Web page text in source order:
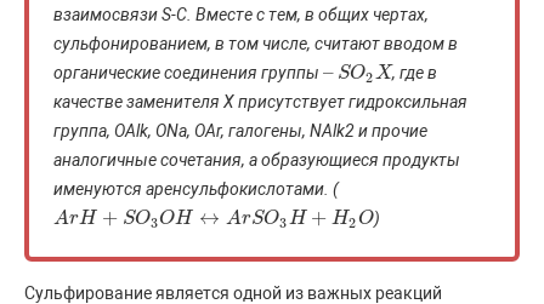
взаимосвязи S-С. Вместе с тем, в общих чертах,
сульфонированием, в том числе, считают вводом в
органические соединения группы – SO2X
–SO2X
, где в
качестве заменителя X присутствует гидроксильная
группа, OAlk, ONa, OAr, галогены, NAlk2 и прочие
аналогичные сочетания, а образующиеся продукты
именуются аренсульфокислотами. (
ArH + SO3OH ↔ ArSO3H + H2O
ArH+S O3 OH↔ArS O3H +H2O )
Сульфирование является одной из важных реакций